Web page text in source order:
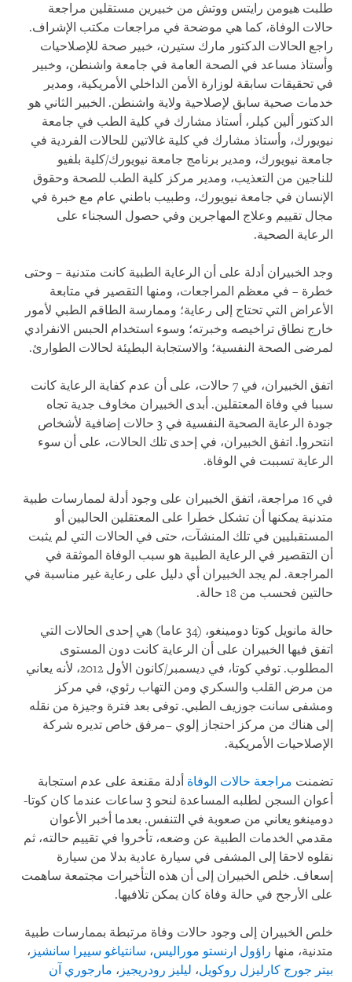
طلبت هيومن رايتس ووتش من خبيرين مستقلين مراجعة
حالات الوفاة، كما هي موضحة في مراجعات مكتب الإشراف.
راجع الحالات الدكتور مارك ستيرن، خبير صحة للإصلاحيات
وأستاذ مساعد في الصحة العامة في جامعة واشنطن، وخبير
في تحقيقات سابقة لوزارة الأمن الداخلي الأمريكية، ومدير
خدمات صحية سابق لإصلاحية ولاية واشنطن. الخبير الثاني هو
الدكتور ألين كيلر، أستاذ مشارك في كلية الطب في جامعة
نيويورك، وأستاذ مشارك في كلية غالاتين للحالات الفردية في
جامعة نيويورك، ومدير برنامج جامعة نيويورك/كلية بلفيو
للناجين من التعذيب، ومدير مركز كلية الطب للصحة وحقوق
الإنسان في جامعة نيويورك، وطبيب باطني عام مع خبرة في
مجال تقييم وعلاج المهاجرين وفي حصول السجناء على
الرعاية الصحية.
وجد الخبيران أدلة على أن الرعاية الطبية كانت متدنية – وحتى
خطرة – في معظم المراجعات، ومنها التقصير في متابعة
الأعراض التي تحتاج إلى رعاية؛ وممارسة الطاقم الطبي لأمور
خارج نطاق تراخيصه وخبرته؛ وسوء استخدام الحبس الانفرادي
لمرضى الصحة النفسية؛ والاستجابة البطيئة لحالات الطوارئ.
اتفق الخبيران، في 7 حالات، على أن عدم كفاية الرعاية كانت
سببا في وفاة المعتقلين. أبدى الخبيران مخاوف جدية تجاه
جودة الرعاية الصحية النفسية في 3 حالات إضافية لأشخاص
انتحروا. اتفق الخبيران، في إحدى تلك الحالات، على أن سوء
الرعاية تسببت في الوفاة.
في 16 مراجعة، اتفق الخبيران على وجود أدلة لممارسات طبية
متدنية يمكنها أن تشكل خطرا على المعتقلين الحاليين أو
المستقبليين في تلك المنشآت، حتى في الحالات التي لم يثبت
أن التقصير في الرعاية الطبية هو سبب الوفاة الموثقة في
المراجعة. لم يجد الخبيران أي دليل على رعاية غير مناسبة في
حالتين فحسب من 18 حالة.
حالة مانويل كوتا دومينغو، (34 عاما) هي إحدى الحالات التي
اتفق فيها الخبيران على أن الرعاية كانت دون المستوى
المطلوب. توفي كوتا، في ديسمبر/كانون الأول 2012، لأنه يعاني
من مرض القلب والسكري ومن التهاب رئوي، في مركز
ومشفى سانت جوزيف الطبي. توفى بعد فترة وجيزة من نقله
إلى هناك من مركز احتجاز إلوي –مرفق خاص تديره شركة
الإصلاحيات الأمريكية.
تضمنت مراجعة حالات الوفاة أدلة مقنعة على عدم استجابة
أعوان السجن لطلبه المساعدة لنحو 3 ساعات عندما كان كوتا-
دومينغو يعاني من صعوبة في التنفس. بعدما أخبر الأعوان
مقدمي الخدمات الطبية عن وضعه، تأخروا في تقييم حالته، ثم
نقلوه لاحقا إلى المشفى في سيارة عادية بدلا من سيارة
إسعاف. خلص الخبيران إلى أن هذه التأخيرات مجتمعة ساهمت
على الأرجح في حالة وفاة كان يمكن تلافيها.
خلص الخبيران إلى وجود حالات وفاة مرتبطة بممارسات طبية
متدنية، منها راؤول ارنستو موراليس، سانتياغو سييرا سانشيز ،
بيتر جورج كارليزل روكويل، ليليز رودريجيز ، مارجوري آن